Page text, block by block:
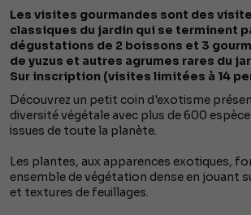
Les visites gourmandes sont des
classiques du jardin qui se terminent
dégustations de 2 boissons et 3
de yuzus et autres agrumes rares du
Sur inscription (visites limitées à 14
Découvrez un petit coin d'exotisme
diversité végétale avec plus de 600
issues de toute la planète.
Les plantes, aux apparences exotiques,
ensemble de végétation dense en jouant
et textures de feuillages.